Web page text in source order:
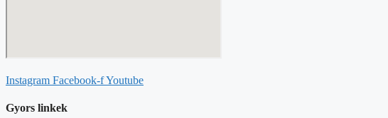
Instagram Facebook-fYoutube
Gyors linkek